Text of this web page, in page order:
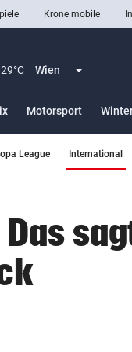
Krone mobile
29°C Wien Menü
Motorsport
League International